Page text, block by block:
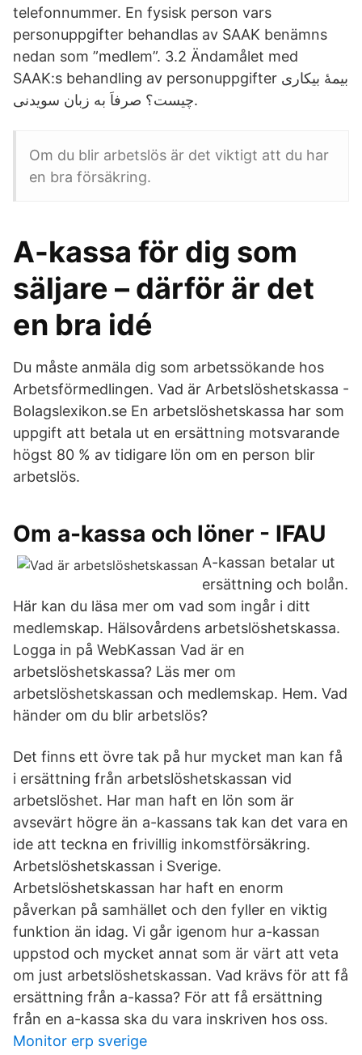
telefonnummer. En fysisk person vars
personuppgifter behandlas av SAAK benämns
nedan som ”medlem”. 3.2 Ändamålet med
SAAK:s behandling av personuppgifter بیمۀ بیکاری
چیست؟ صرفاَ به زبان سویدنی.
Om du blir arbetslös är det viktigt att du har
en bra försäkring.
A-kassa för dig som
säljare – därför är det
en bra idé
Du måste anmäla dig som arbetssökande hos
Arbetsförmedlingen. Vad är Arbetslöshetskassa -
Bolagslexikon.se En arbetslöshetskassa har som
uppgift att betala ut en ersättning motsvarande
högst 80 % av tidigare lön om en person blir
arbetslös.
Om a-kassa och löner - IFAU
A-kassan betalar ut
ersättning och bolån.
Här kan du läsa mer om vad som ingår i ditt
medlemskap. Hälsovårdens arbetslöshetskassa.
Logga in på WebKassan Vad är en
arbetslöshetskassa? Läs mer om
arbetslöshetskassan och medlemskap. Hem. Vad
händer om du blir arbetslös?
Det finns ett övre tak på hur mycket man kan få
i ersättning från arbetslöshetskassan vid
arbetslöshet. Har man haft en lön som är
avsevärt högre än a-kassans tak kan det vara en
ide att teckna en frivillig inkomstförsäkring.
Arbetslöshetskassan i Sverige.
Arbetslöshetskassan har haft en enorm
påverkan på samhället och den fyller en viktig
funktion än idag. Vi går igenom hur a-kassan
uppstod och mycket annat som är värt att veta
om just arbetslöshetskassan. Vad krävs för att få
ersättning från a-kassa? För att få ersättning
från en a-kassa ska du vara inskriven hos oss.
Monitor erp sverige